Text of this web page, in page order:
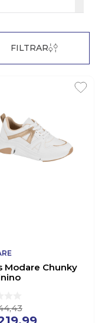
FILTRAR
Modare Chunky
,43